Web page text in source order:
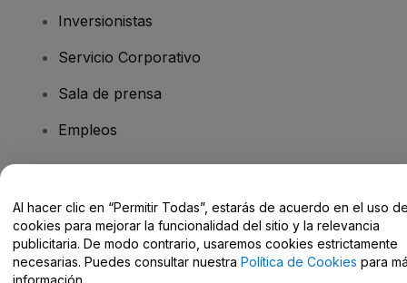
Inversionistas
Servicio Corporativo
Sala de prensa
Empleos
Centro de Ayuda / Contacto
Al hacer clic en “Permitir Todas”, estarás de acuerdo en el uso
cookies para mejorar la funcionalidad del sitio y la relevancia
publicitaria. De modo contrario, usaremos cookies estrictamente
necesarias. Puedes consultar nuestra Política de Cookies para
información.